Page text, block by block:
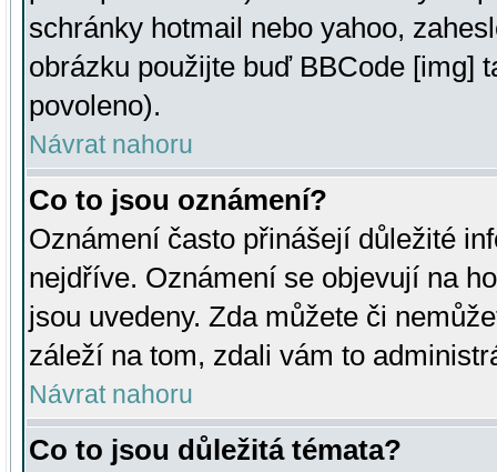
schránky hotmail nebo yahoo,
obrázku použijte buď BBCode [img]
povoleno).
Návrat nahoru
Co to jsou oznámení?
Oznámení často přinášejí důležité
nejdříve. Oznámení se objevují na
jsou uvedeny. Zda můžete či
záleží na tom, zdali vám to
Návrat nahoru
Co to jsou důležitá témata?